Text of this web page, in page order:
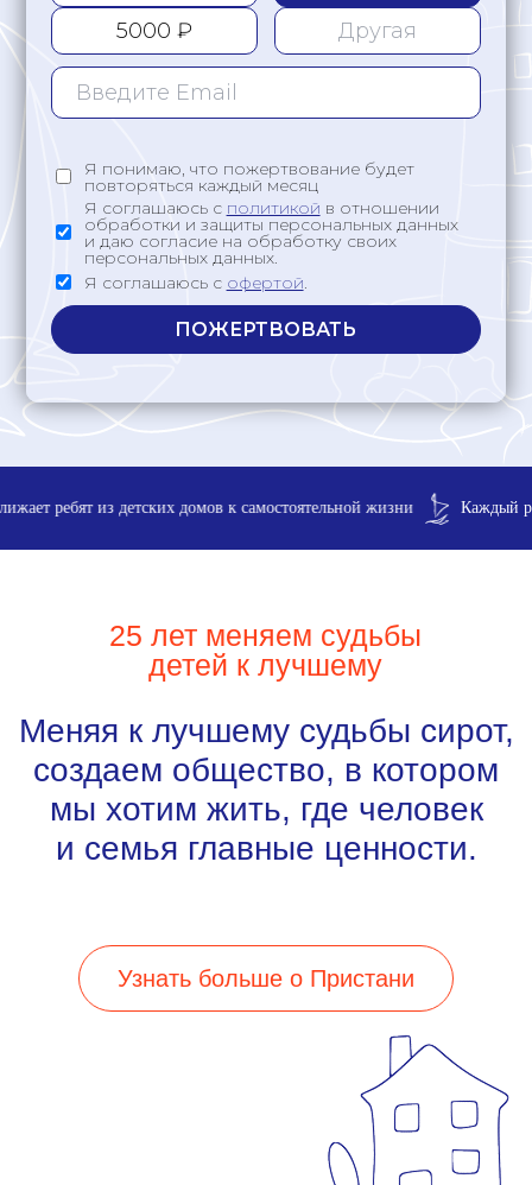
5000 ₽
Я понимаю, что пожертвование будет
повторяться каждый месяц
Я соглашаюсь с политикой в отношении
обработки и защиты персональных данных
и даю согласие на обработку своих
персональных данных.
Я соглашаюсь с офертой.
домов к самостоятельной жизни Каждый рубль
Меняя к лучшему судьбы сирот,
создаем общество, в котором
мы хотим жить, где человек
и семья главные ценности.